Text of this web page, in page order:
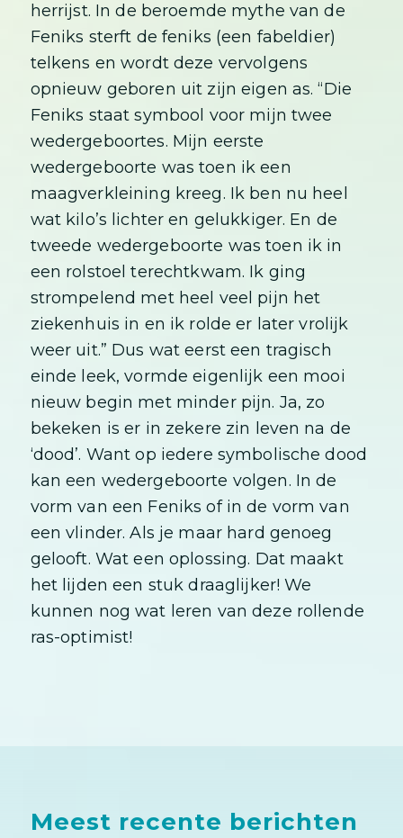
herrijst. In de beroemde mythe van de
Feniks sterft de feniks (een fabeldier)
telkens en wordt deze vervolgens
opnieuw geboren uit zijn eigen as. “Die
Feniks staat symbool voor mijn twee
wedergeboortes. Mijn eerste
wedergeboorte was toen ik een
maagverkleining kreeg. Ik ben nu heel
wat kilo’s lichter en gelukkiger. En de
tweede wedergeboorte was toen ik in
een rolstoel terechtkwam. Ik ging
strompelend met heel veel pijn het
ziekenhuis in en ik rolde er later vrolijk
weer uit.” Dus wat eerst een tragisch
einde leek, vormde eigenlijk een mooi
nieuw begin met minder pijn. Ja, zo
bekeken is er in zekere zin leven na de
‘dood’. Want op iedere symbolische dood
kan een wedergeboorte volgen. In de
vorm van een Feniks of in de vorm van
een vlinder. Als je maar hard genoeg
gelooft. Wat een oplossing. Dat maakt
het lijden een stuk draaglijker! We
kunnen nog wat leren van deze rollende
ras-optimist!
Meest recente berichten